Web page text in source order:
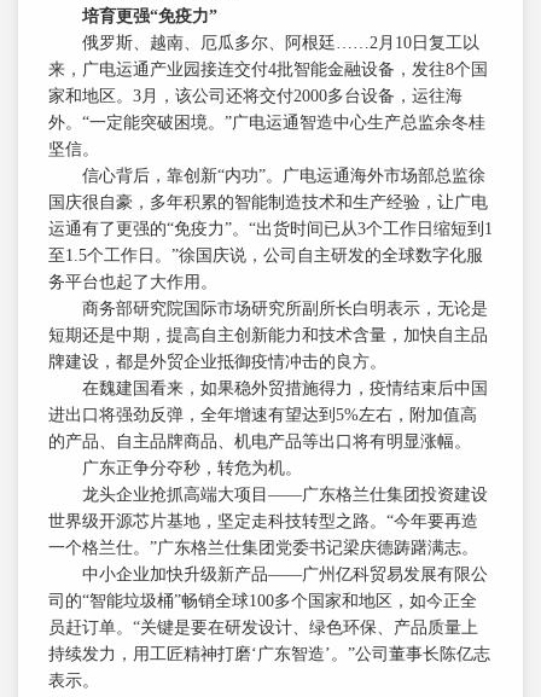
培育更强“免疫力”
俄罗斯、越南、厄瓜多尔、阿根廷……2月10日复工以
来，广电运通产业园接连交付4批智能金融设备，发往8个国
家和地区。3月，该公司还将交付2000多台设备，运往海
外。“一定能突破困境。”广电运通智造中心生产总监余冬桂
坚信。
信心背后，靠创新“内功”。广电运通海外市场部总监徐
国庆很自豪，多年积累的智能制造技术和生产经验，让广电
运通有了更强的“免疫力”。“出货时间已从3个工作日缩短到1
至1.5个工作日。”徐国庆说，公司自主研发的全球数字化服
务平台也起了大作用。
商务部研究院国际市场研究所副所长白明表示，无论是
短期还是中期，提高自主创新能力和技术含量，加快自主品
牌建设，都是外贸企业抵御疫情冲击的良方。
在魏建国看来，如果稳外贸措施得力，疫情结束后中国
进出口将强劲反弹，全年增速有望达到5%左右，附加值高
的产品、自主品牌商品、机电产品等出口将有明显涨幅。
广东正争分夺秒，转危为机。
龙头企业抢抓高端大项目——广东格兰仕集团投资建设
世界级开源芯片基地，坚定走科技转型之路。“今年要再造
一个格兰仕。”广东格兰仕集团党委书记梁庆德踌躇满志。
中小企业加快升级新产品——广州亿科贸易发展有限公
司的“智能垃圾桶”畅销全球100多个国家和地区，如今正全
员赶订单。“关键是要在研发设计、绿色环保、产品质量上
持续发力，用工匠精神打磨‘广东智造’。”公司董事长陈亿志
表示。